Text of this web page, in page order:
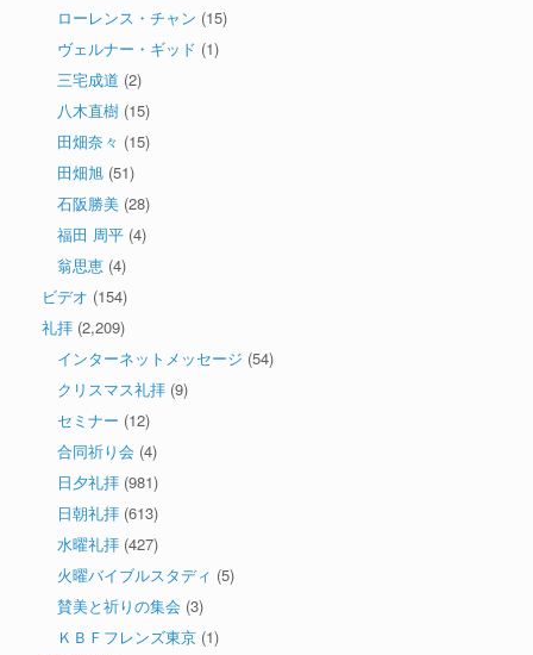
ローレンス・チャン (15)
ヴェルナー・ギッド (1)
三宅成道 (2)
八木直樹 (15)
田畑奈々 (15)
田畑旭 (51)
石阪勝美 (28)
福田 周平 (4)
翁思恵 (4)
ビデオ (154)
礼拝 (2,209)
インターネットメッセージ (54)
クリスマス礼拝 (9)
セミナー (12)
合同祈り会 (4)
日夕礼拝 (981)
日朝礼拝 (613)
水曜礼拝 (427)
火曜バイブルスタディ (5)
賛美と祈りの集会 (3)
ＫＢＦフレンズ東京 (1)